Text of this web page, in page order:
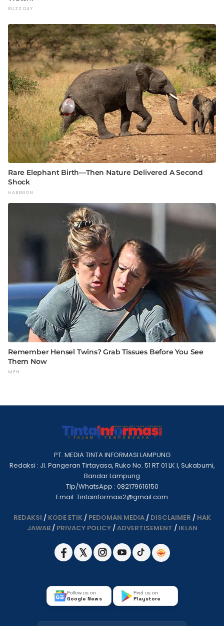
PT. MEDIA TINTA INFORMASI LAMPUNG
Redaksi : Jl. Pangeran Tirtayasa, Ruko No. 51 RT 01 LK I, Sukabumi,
Bandar Lampung
Tlp/WhatsApp : 082179616150
Email: Tintainformasi2@gmail.com
REDAKSI / KODE ETIK / PEDOMAN MEDIA/ DISCLAIMER / HAK
JAWAB/ PRIVACY POLICY/ADVERTISEMENT / IKLAN
Follow us on
Google News
Find us on
Playstore